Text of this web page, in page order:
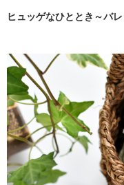
ヒュッゲなひととき～バ